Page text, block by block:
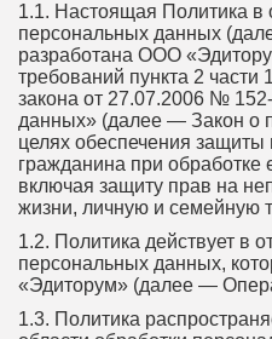
1.1. Настоящая Политика в
персональных данных
разработана ООО
требований пункта 2 части
закона от 27.07.2006 №
данных» (далее — Закон о
целях обеспечения защиты
гражданина при обработке
включая защиту прав на
жизни, личную и семейную
1.2. Политика действует в
персональных данных,
«Эдиторум» (далее —
1.3. Политика